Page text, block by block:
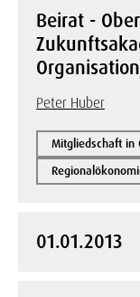
Beirat -
Peter Huber
Mitgliedschaft in
01.01.2013